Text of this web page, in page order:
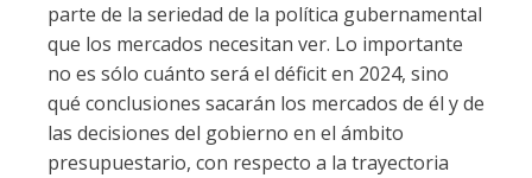
parte de la seriedad de la política gubernamental
que los mercados necesitan ver. Lo importante
no es sólo cuánto será el déficit en 2024, sino
qué conclusiones sacarán los mercados de él y de
las decisiones del gobierno en el ámbito
presupuestario, con respecto a la trayectoria